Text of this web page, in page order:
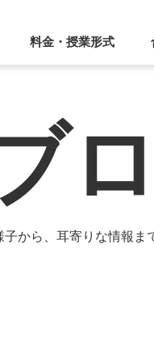
料金・授業形式
子から、耳寄りな情報ま